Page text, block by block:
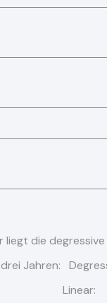
liegt die
drei Jahren:
nur